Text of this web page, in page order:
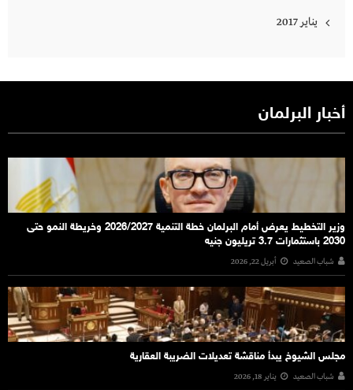
يناير 2017
أخبار البرلمان
وزير التخطيط يعرض أمام البرلمان خطة التنمية 2026/2027 وخريطة النمو حتى
2030 باستثمارات 3.7 تريليون جنيه
شباب الصعيد أبريل 22, 2026
مجلس الشيوخ يبدأ مناقشة تعديلات الضريبة العقارية
شباب الصعيد يناير 18, 2026